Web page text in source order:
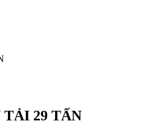
TẢI 29 TẤN